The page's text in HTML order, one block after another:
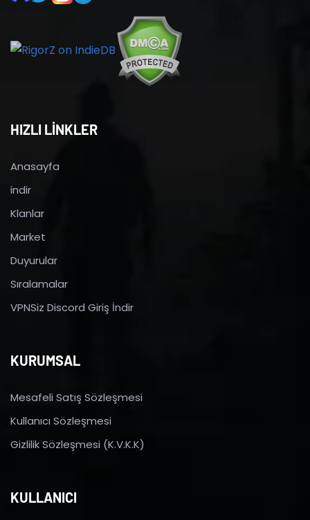
HIZLI LİNKLER
Anasayfa
indir
Klanlar
Market
Duyurular
Sıralamalar
VPNSiz Discord Giriş İndir
KURUMSAL
Mesafeli Satış Sözleşmesi
Kullanıcı Sözleşmesi
Gizlilik Sözleşmesi (K.V.K.K)
KULLANICI